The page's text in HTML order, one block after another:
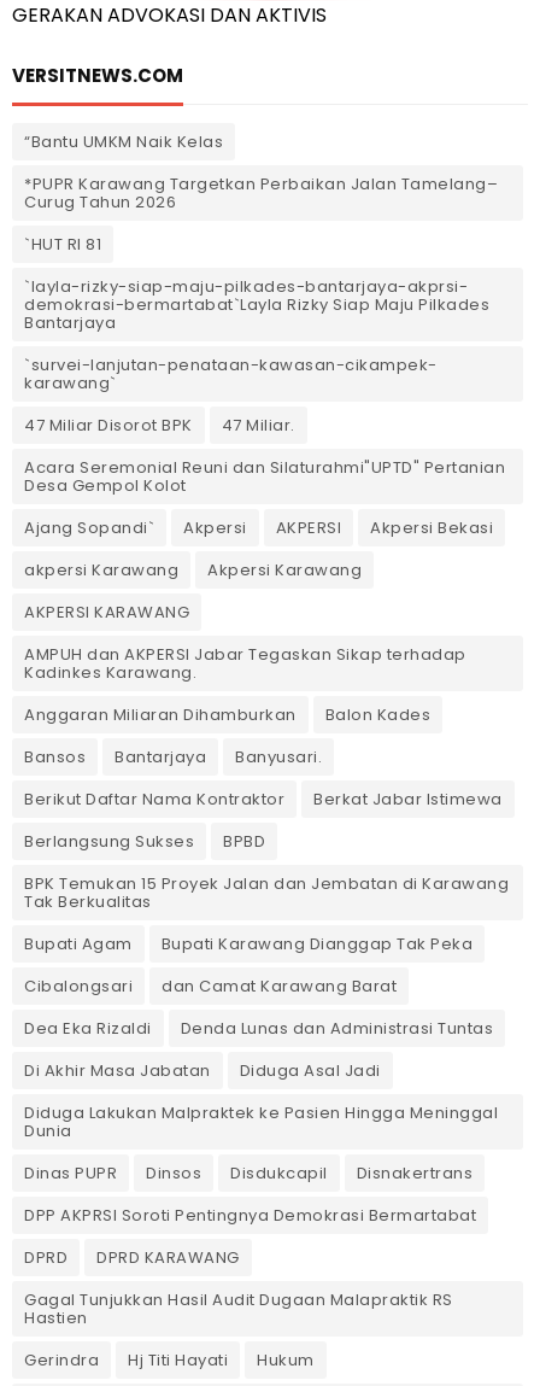
GERAKAN ADVOKASI DAN AKTIVIS
VERSITNEWS.COM
“Bantu UMKM Naik Kelas
*PUPR Karawang Targetkan Perbaikan Jalan Tamelang–
Curug Tahun 2026
`HUT RI 81
`layla-rizky-siap-maju-pilkades-bantarjaya-akprsi-
demokrasi-bermartabat`Layla Rizky Siap Maju Pilkades
Bantarjaya
`survei-lanjutan-penataan-kawasan-cikampek-
karawang`
47 Miliar Disorot BPK
47 Miliar.
Acara Seremonial Reuni dan Silaturahmi"UPTD" Pertanian
Desa Gempol Kolot
Ajang Sopandi`
Akpersi AKPERSI
Akpersi Bekasi
akpersi Karawang
Akpersi Karawang
AKPERSI KARAWANG
AMPUH dan AKPERSI Jabar Tegaskan Sikap terhadap
Kadinkes Karawang.
Anggaran Miliaran Dihamburkan
Balon Kades
Bansos
Bantarjaya
Banyusari.
Berikut Daftar Nama Kontraktor
Berkat Jabar Istimewa
Berlangsung Sukses
BPBD
BPK Temukan 15 Proyek Jalan dan Jembatan di Karawang
Tak Berkualitas
Bupati Agam
Bupati Karawang Dianggap Tak Peka
Cibalongsari
dan Camat Karawang Barat
Dea Eka Rizaldi
Denda Lunas dan Administrasi Tuntas
‎Di Akhir Masa Jabatan
Diduga Asal Jadi
Diduga Lakukan Malpraktek ke Pasien Hingga Meninggal
Dunia
Dinas PUPR
Dinsos Disdukcapil
Disnakertrans
DPP AKPRSI Soroti Pentingnya Demokrasi Bermartabat
DPRD
DPRD KARAWANG
Gagal Tunjukkan Hasil Audit Dugaan Malapraktik RS
Hastien
Gerindra
Hj Titi Hayati
Hukum